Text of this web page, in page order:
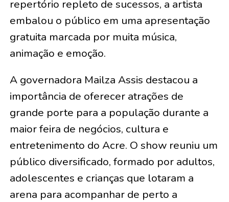
repertório repleto de sucessos, a artista
embalou o público em uma apresentação
gratuita marcada por muita música,
animação e emoção.
A governadora Mailza Assis destacou a
importância de oferecer atrações de
grande porte para a população durante a
maior feira de negócios, cultura e
entretenimento do Acre. O show reuniu um
público diversificado, formado por adultos,
adolescentes e crianças que lotaram a
arena para acompanhar de perto a